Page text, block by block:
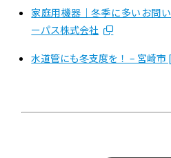
家庭用機器｜冬季に多いお問
ーパス株式会社
水道管にも冬支度を！ – 宮崎